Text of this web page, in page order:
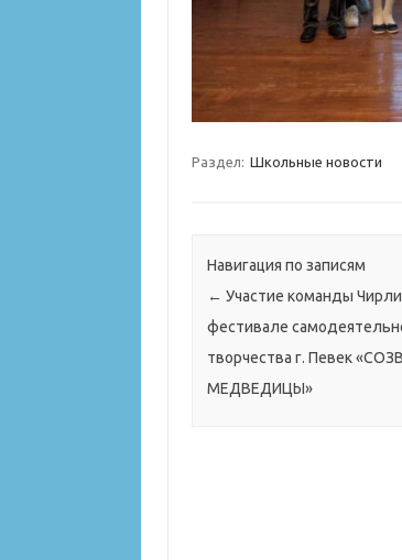
Раздел: Школьные новости
Навигация по записям
← Участие команды
фестивале
творчества г. Певек
МЕДВЕДИЦЫ»